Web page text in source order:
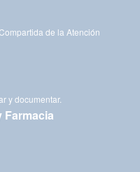
de la Atención
y documentar.